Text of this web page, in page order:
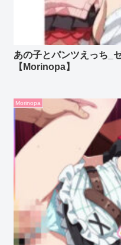
あの子とパンツえっち_
【Morinopa】
Morinopa